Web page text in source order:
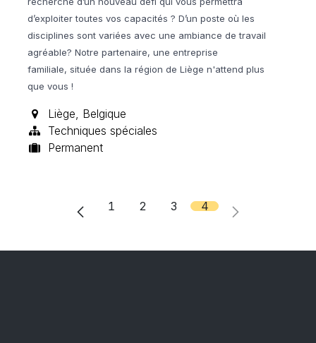
d’exploiter toutes vos capacités ? D’un poste où les
disciplines sont variées avec une ambiance de travail
agréable? Notre partenaire, une entreprise
familiale, située dans la région de Liège n'attend plus
que vous !
Liège, Belgique
Techniques spéciales
Permanent
1 2 3 4